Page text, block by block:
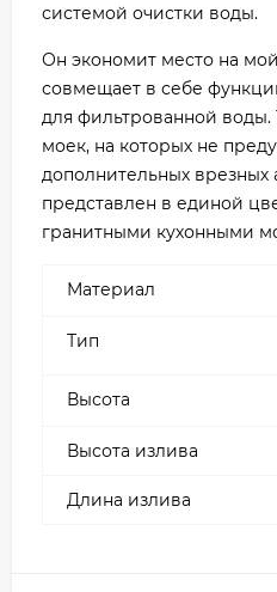
системой очистки воды.
Он экономит место на
совмещает в себе
для фильтрованной воды.
моек, на которых не
дополнительных врезных
представлен в единой
гранитными кухонными
Материал
Тип
Высота
Высота излива
Длина излива